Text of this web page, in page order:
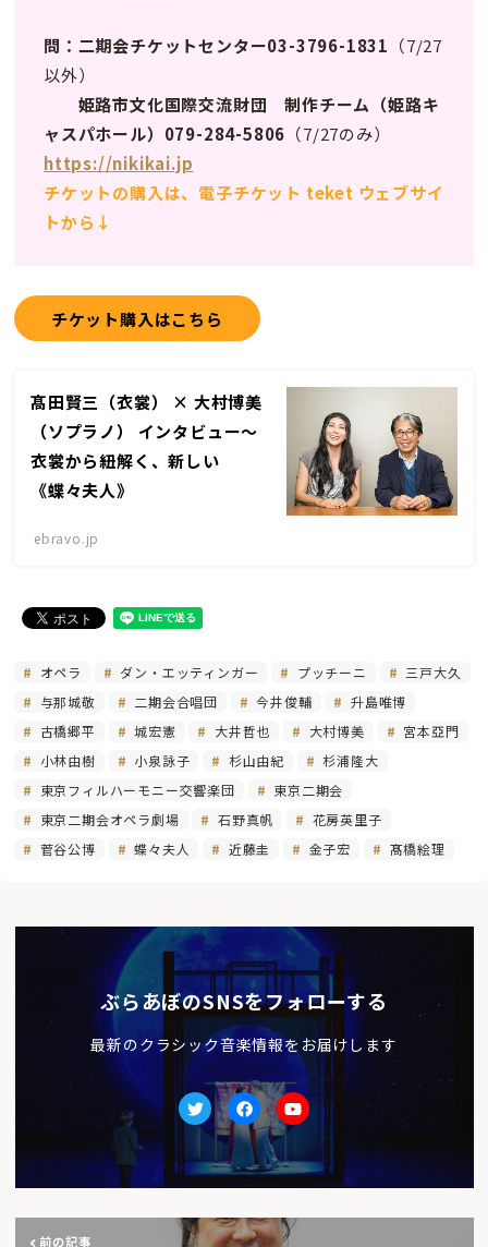
問：二期会チケットセンター03-3796-1831 （7/27
以外）
姫路市文化国際交流財団 制作チーム（姫路キ
ャスパホール）079-284-5806 （7/27のみ）
https://nikikai.jp
チケットの購入は、電子チケット teket ウェブサイ
トから↓
チケット購入はこちら
髙田賢三（衣裳） × 大村博美
（ソプラノ） インタビュー〜
衣裳から紐解く、新しい
《蝶々夫人》
ebravo.jp
オペラ ダン・エッティンガー プッチーニ
三戸大久
与那城敬
二期会合唱団 今井俊輔
升島唯博
古橋郷平
城宏憲 大井哲也 大村博美
宮本亞門
小林由樹
小泉詠子 杉山由紀
杉浦隆大
東京フィルハーモニー交響楽団
東京二期会
東京二期会オペラ劇場
石野真帆
花房英里子
菅谷公博
蝶々夫人 近藤圭 金子宏 髙橋絵理
ぶらあぼのSNSをフォローする
最新のクラシック音楽情報をお届けします
TwitterfacebookYoutube
前の記事